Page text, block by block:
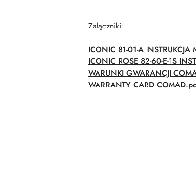
Załączniki:
ICONIC 81-01-A INSTRUKCJA
ICONIC ROSE 82-60-E-1S
WARUNKI GWARANCJI
WARRANTY CARD